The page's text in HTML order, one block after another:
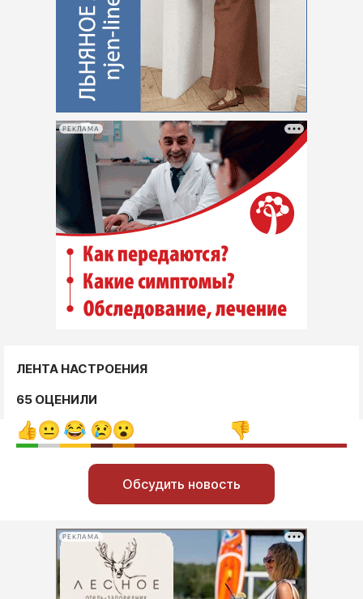
РЕКЛАМА
ЛЕНТА НАСТРОЕНИЯ
65 ОЦЕНИЛИ
Обсудить новость
РЕКЛАМА